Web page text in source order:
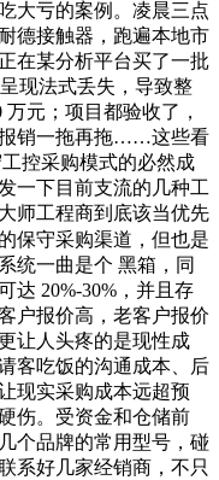
大亏的案例。凌晨三点
德接触器，跑遍本地市
在某分析平台买了一批
现法式丢失，导致整
元；项目都验收了，
报销一拖再拖……这些看
控采购模式的必然成
一下目前支流的几种工
师工程商到底该当优先
保守采购渠道，但也是
统一曲是个 黑箱，同
达 20%-30%，并且存
户报价高，老客户报价
让人头疼的是现性成
客吃饭的沟通成本、后
现实采购成本远超预
伤。受资金和仓储前
个品牌的常用型号，碰
系好几家经销商，不只